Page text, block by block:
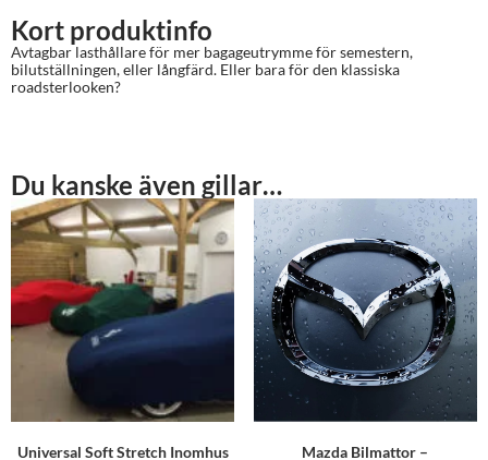
Kort produktinfo
Avtagbar lasthållare för mer bagageutrymme för semestern,
bilutställningen, eller långfärd. Eller bara för den klassiska
roadsterlooken?
Du kanske även gillar…
Universal Soft Stretch Inomhus
Mazda Bilmattor –